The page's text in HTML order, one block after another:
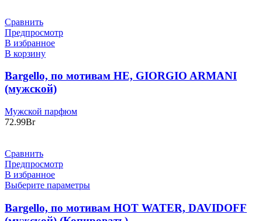
Сравнить
Предпросмотр
В избранное
В корзину
Bargello, по мотивам HE, GIORGIO ARMANI
(мужской)
Мужской парфюм
72.99Br
Сравнить
Предпросмотр
В избранное
Выберите параметры
Bargello, по мотивам HOT WATER, DAVIDOFF